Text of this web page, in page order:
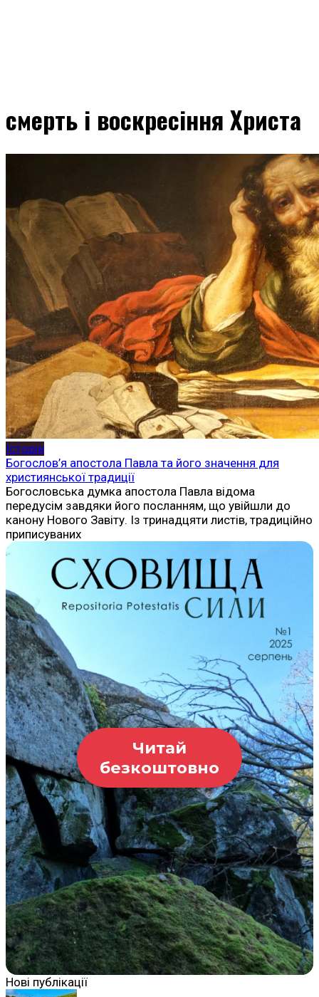
смерть і воскресіння Христа
Історія
Богослов’я апостола Павла та його значення для
християнської традиції
Богословська думка апостола Павла відома
передусім завдяки його посланням, що увійшли до
канону Нового Завіту. Із тринадцяти листів, традиційно
приписуваних
Читай
безкоштовно
Нові публікації